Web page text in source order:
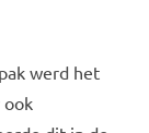
werd het
ook